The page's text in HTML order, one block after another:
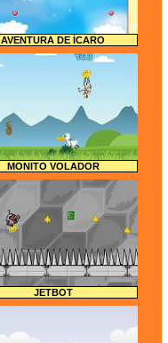
AVENTURA DE ÍCARO
MONITO VOLADOR
JETBOT